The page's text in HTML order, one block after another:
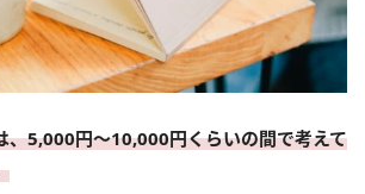
、5,000円～10,000円くらいの間で考えて